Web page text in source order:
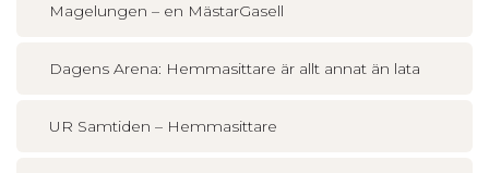
Magelungen – en MästarGasell
Dagens Arena: Hemmasittare är allt annat än lata
UR Samtiden – Hemmasittare